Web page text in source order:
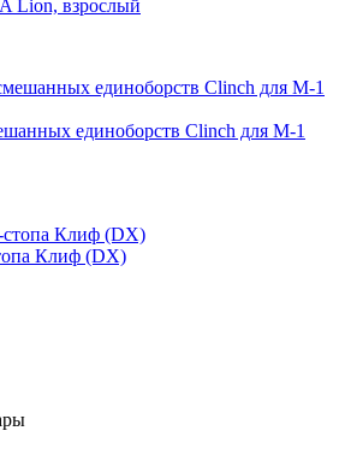
Lion, взрослый
единоборств Clinch для M-1
Клиф (DX)